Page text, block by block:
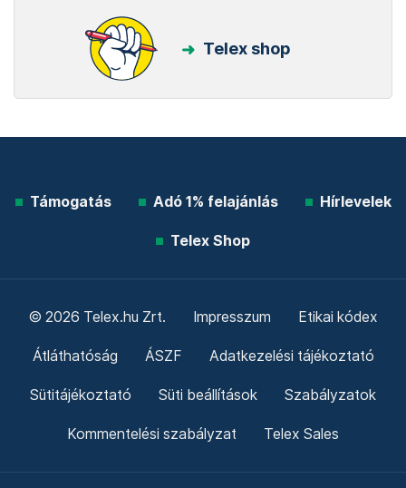
Telex shop
Támogatás Adó 1% felajánlás Hírlevelek
Telex Shop
© 2026 Telex.hu Zrt. Impresszum Etikai kódex
Átláthatóság ÁSZF Adatkezelési tájékoztató
Sütitájékoztató Süti beállítások Szabályzatok
Kommentelési szabályzat Telex Sales